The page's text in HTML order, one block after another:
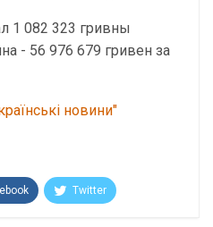
1 082 323 гривны
- 56 976 679 гривен за
новини"
Twitter